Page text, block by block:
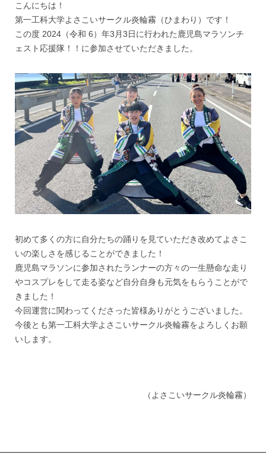
こんにちは！
第一工科大学よさこいサークル炎輪霧（ひまわり）です！
この度 2024（令和 6）年3月3日に行われた鹿児島マラソンチ
ェスト応援隊！！に参加させていただきました。
初めて多くの方に自分たちの踊りを見ていただき改めてよさこ
いの楽しさを感じることができました！
鹿児島マラソンに参加されたランナーの方々の一生懸命な走り
やコスプレをして走る姿など自分自身も元気をもらうことがで
きました！
今回運営に関わってくださった皆様ありがとうございました。
今後とも第一工科大学よさこいサークル炎輪霧をよろしくお願
いします。
（よさこいサークル炎輪霧）